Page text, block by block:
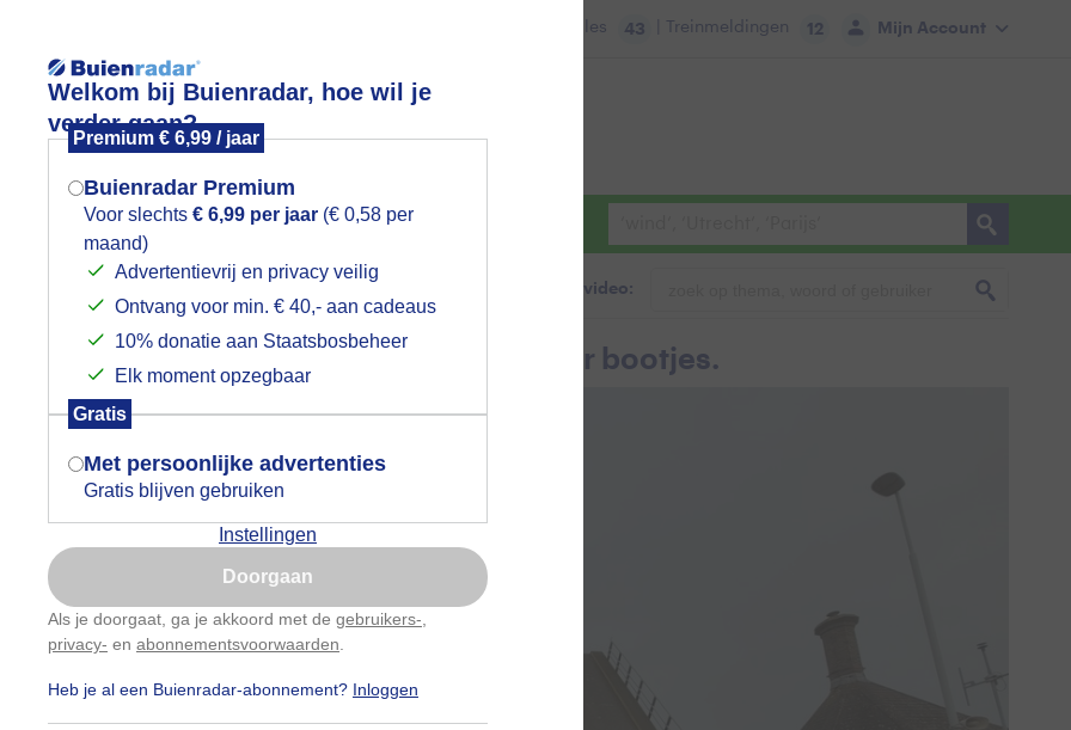
Welkom bij Buienradar, hoe wil je
verder gaan?
Premium € 6,99 / jaar
Buienradar Premium
Voor slechts € 6,99 per jaar (€ 0,58 per
maand)
Advertentievrij en privacy veilig
Ontvang voor min. € 40,- aan cadeaus
10% donatie aan Staatsbosbeheer
Elk moment opzegbaar
Gratis
Met persoonlijke advertenties
Gratis blijven gebruiken
Instellingen
Doorgaan
Als je doorgaat, ga je akkoord met de gebruikers-
privacy- en abonnementsvoorwaarden
Heb je al een Buienradar-abonnement? Inloggen
Mijn Account
Files 43 | Treinmeldingen 12
Foto en video Weerzine
Zoeken in foto & video:
open want er varen nog steeds plezier bootjes.
Mogen we je locatie gebruiken voor
het weer?
Indien je hier nog geen akkoord op hebt
gegeven, verschijnt er zo een pop-up uit
je browser waarin deze toestemming
gevraagd wordt.
Is goed, toon de popup
Nu niet, misschien later
Gebruik je Safari en wil je niet elke dag deze pop-up
Klikhierom dit aan te passen